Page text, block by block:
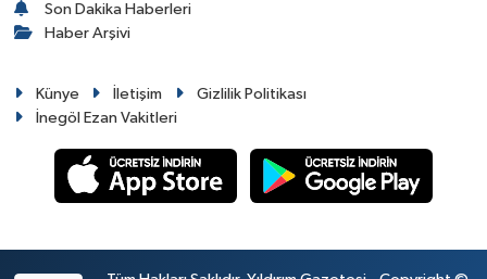
Son Dakika Haberleri
Haber Arşivi
Künye İletişim
Gizlilik Politikası
İnegöl Ezan Vakitleri